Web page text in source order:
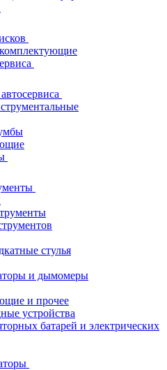
стулья
и дымомеры
и прочее
устройства
батарей и электрических